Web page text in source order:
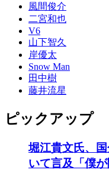
風間俊介
二宮和也
V6
山下智久
岸優太
Snow Man
田中樹
藤井流星
ピックアップ
堀江貴文氏、
いて言及「僕